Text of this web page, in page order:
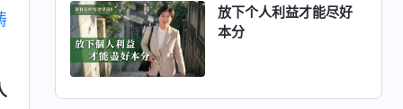
放下个人利益才能尽好
本分